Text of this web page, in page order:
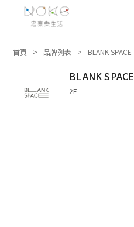
首頁 品牌列表 BLANK SPACE
BLANK SPACE
2F